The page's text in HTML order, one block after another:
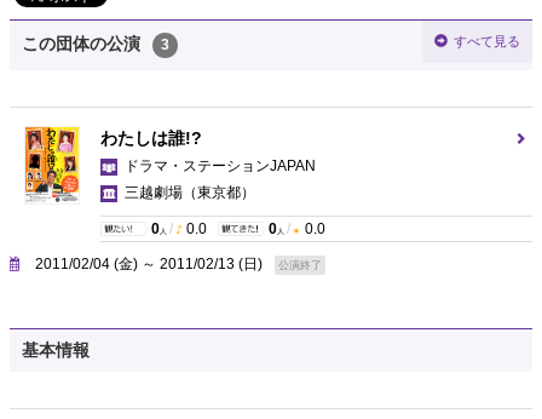
この団体の公演 3 すべて見る
わたしは誰!?
ドラマ・ステーションJAPAN
三越劇場 （東京都）
0 人 / 0.0 0 人 / 0.0
2011/02/04 (金) ～ 2011/02/13 (日) 公演終了
基本情報